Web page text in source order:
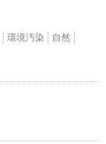
環境汚染
自然